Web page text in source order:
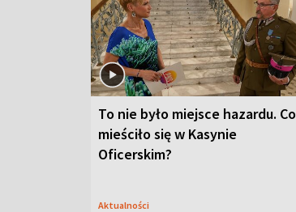
To nie było miejsce hazardu. Co
mieściło się w Kasynie
Oficerskim?
Aktualności